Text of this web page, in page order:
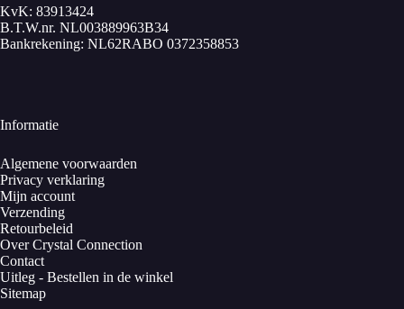
KvK: 83913424
B.T.W.nr. NL003889963B34
Bankrekening: NL62RABO 0372358853
Informatie
Algemene voorwaarden
Privacy verklaring
Mijn account
Verzending
Retourbeleid
Over Crystal Connection
Contact
Uitleg - Bestellen in de winkel
Sitemap